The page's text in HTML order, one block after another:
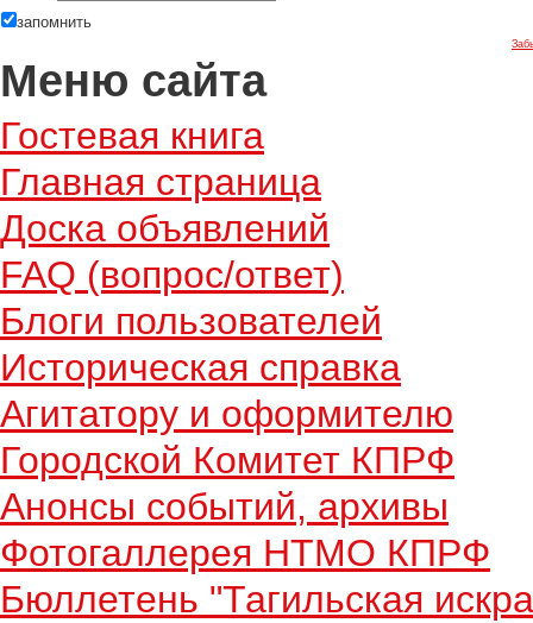
запомнить
Меню сайта
Гостевая книга
Главная страница
Доска объявлений
FAQ (вопрос/ответ)
Блоги пользователей
Историческая справка
Агитатору и оформителю
Городской Комитет КПРФ
Анонсы событий, архивы
Фотогаллерея НТМО КПРФ
Бюллетень "Тагильская